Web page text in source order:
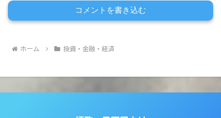
コメントを書き込む
ホーム 投資・金融・経済